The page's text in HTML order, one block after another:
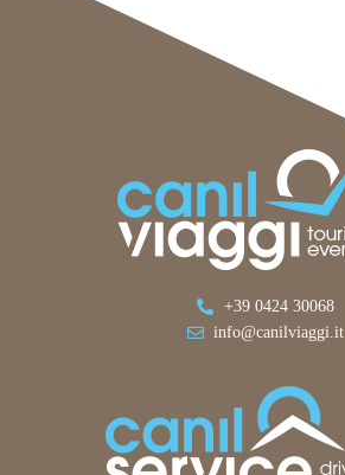
+39 0424 30068
info@canilviaggi.it